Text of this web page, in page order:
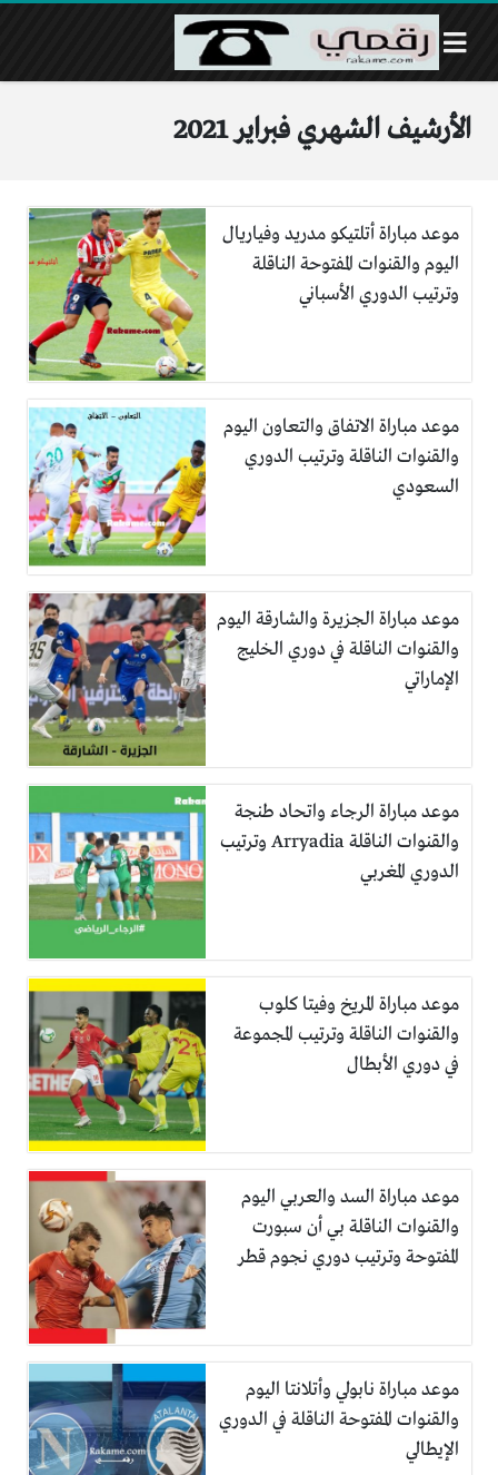
الأرشيف الشهري فبراير 2021
موعد مباراة أتلتيكو مدريد وفياريال
اليوم والقنوات المفتوحة الناقلة
وترتيب الدوري الأسباني
موعد مباراة الاتفاق والتعاون اليوم
والقنوات الناقلة وترتيب الدوري
السعودي
موعد مباراة الجزيرة والشارقة اليوم
والقنوات الناقلة في دوري الخليج
الإماراتي
موعد مباراة الرجاء واتحاد طنجة
والقنوات الناقلة Arryadia وترتيب
الدوري المغربي
موعد مباراة المريخ وفيتا كلوب
والقنوات الناقلة وترتيب المجموعة
في دوري الأبطال
موعد مباراة السد والعربي اليوم
والقنوات الناقلة بي أن سبورت
المفتوحة وترتيب دوري نجوم قطر
موعد مباراة نابولي وأتلانتا اليوم
والقنوات المفتوحة الناقلة في الدوري
الإيطالي